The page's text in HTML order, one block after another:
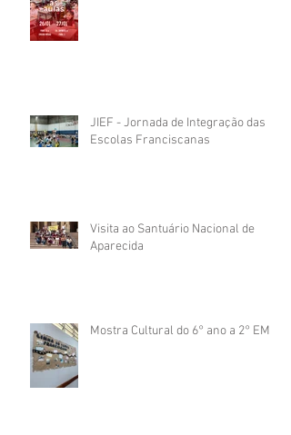
JIEF - Jornada de Integração das
Escolas Franciscanas
Visita ao Santuário Nacional de
Aparecida
Mostra Cultural do 6° ano a 2° EM